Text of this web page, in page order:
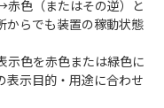
色（またはその逆）と
からでも装置の稼動状態
示色を赤色または緑色に
表示目的・用途に合わせ